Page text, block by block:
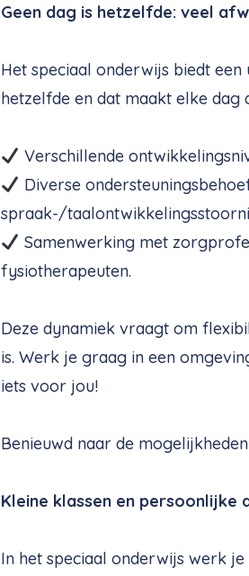
Geen dag is hetzelfde: veel
Het speciaal onderwijs biedt
hetzelfde en dat maakt elke dag
Verschillende
Diverse
spraak-/
Samenwerking met
fysiotherapeuten.
Deze dynamiek vraagt om
is. Werk je graag in een
iets voor jou!
Benieuwd naar de
Kleine klassen en persoonlijke
In het speciaal onderwijs werk